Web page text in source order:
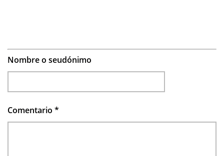
Nombre o seudónimo
Comentario *